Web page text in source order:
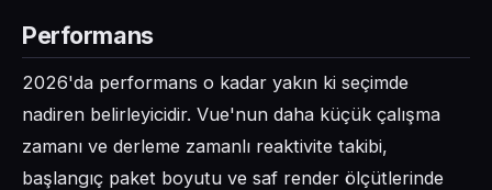
Performans
2026'da performans o kadar yakın ki seçimde
nadiren belirleyicidir. Vue'nun daha küçük çalışma
zamanı ve derleme zamanlı reaktivite takibi,
başlangıç paket boyutu ve saf render ölçütlerinde